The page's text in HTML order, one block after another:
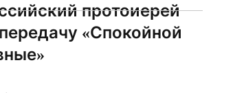
протоиерей
«Спокойной